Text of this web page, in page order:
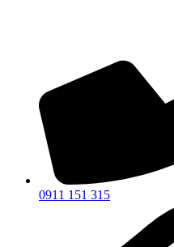
0911 151 315